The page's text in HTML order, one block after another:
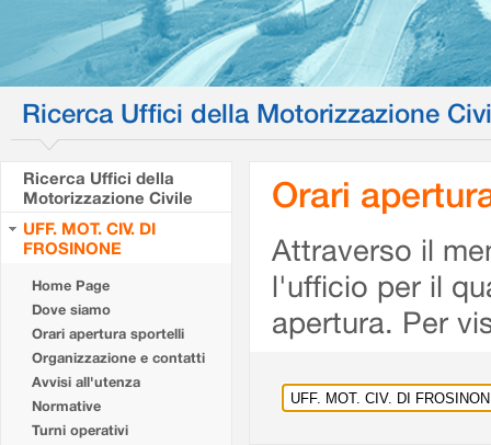
Ricerca Uffici della Motorizzazione
Ricerca Uffici della
Motorizzazione Civile
UFF. MOT. CIV. DI
FROSINONE
Home Page
Dove siamo
Orari apertura sportelli
Organizzazione e contatti
Avvisi all'utenza
Normative
Turni operativi
Orari
Attraverso il
l'ufficio per il
apertura. Per